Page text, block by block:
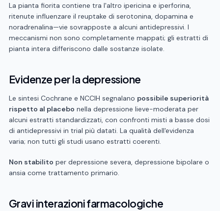
La pianta fiorita contiene tra l'altro ipericina e iperforina,
ritenute influenzare il reuptake di serotonina, dopamina e
noradrenalina—vie sovrapposte a alcuni antidepressivi. I
meccanismi non sono completamente mappati; gli estratti di
pianta intera differiscono dalle sostanze isolate.
Evidenze per la depressione
Le sintesi Cochrane e NCCIH segnalano possibile superiorità
rispetto al placebo nella depressione lieve-moderata per
alcuni estratti standardizzati, con confronti misti a basse dosi
di antidepressivi in trial più datati. La qualità dell'evidenza
varia; non tutti gli studi usano estratti coerenti.
Non stabilito per depressione severa, depressione bipolare o
ansia come trattamento primario.
Gravi interazioni farmacologiche